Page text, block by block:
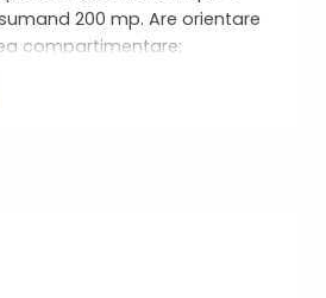
200 mp. Are orientare
compartimentare:
46 mp, spalator, 2
unul transformat in
de zi/loc servirea mesei,
panorama asupra